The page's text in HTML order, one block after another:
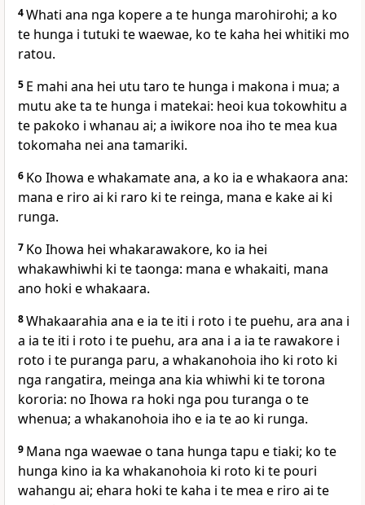
4Whati ana nga kopere a te hunga marohirohi; a ko
te hunga i tutuki te waewae, ko te kaha hei whitiki mo
ratou.
5 E mahi ana hei utu taro te hunga i makona i mua; a
mutu ake ta te hunga i matekai: heoi kua tokowhitu a
te pakoko i whanau ai; a iwikore noa iho te mea kua
tokomaha nei ana tamariki.
6 Ko Ihowa e whakamate ana, a ko ia e whakaora ana:
mana e riro ai ki raro ki te reinga, mana e kake ai ki
runga.
7 Ko Ihowa hei whakarawakore, ko ia hei
whakawhiwhi ki te taonga: mana e whakaiti, mana
ano hoki e whakaara.
8Whakaarahia ana e ia te iti i roto i te puehu, ara ana i
a ia te iti i roto i te puehu, ara ana i a ia te rawakore i
roto i te puranga paru, a whakanohoia iho ki roto ki
nga rangatira, meinga ana kia whiwhi ki te torona
kororia: no Ihowa ra hoki nga pou turanga o te
whenua; a whakanohoia iho e ia te ao ki runga.
9 Mana nga waewae o tana hunga tapu e tiaki; ko te
hunga kino ia ka whakanohoia ki roto ki te pouri
wahangu ai; ehara hoki te kaha i te mea e riro ai te